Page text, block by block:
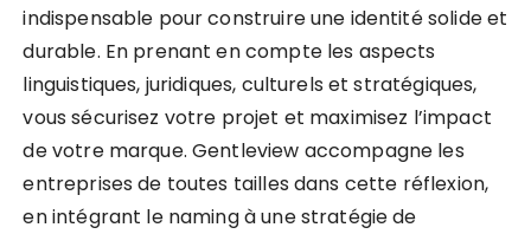
indispensable pour construire une identité solide et
durable. En prenant en compte les aspects
linguistiques, juridiques, culturels et stratégiques,
vous sécurisez votre projet et maximisez l’impact
de votre marque. Gentleview accompagne les
entreprises de toutes tailles dans cette réflexion,
en intégrant le naming à une stratégie de